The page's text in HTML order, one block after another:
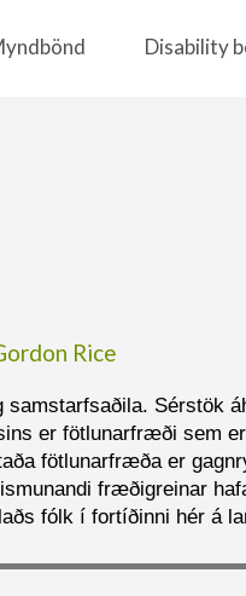
Disability
Rice
samstarfsaðila. Sérstök
er fötlunarfræði sem
fötlunarfræða er
fræðigreinar
fólk í fortíðinni hér á